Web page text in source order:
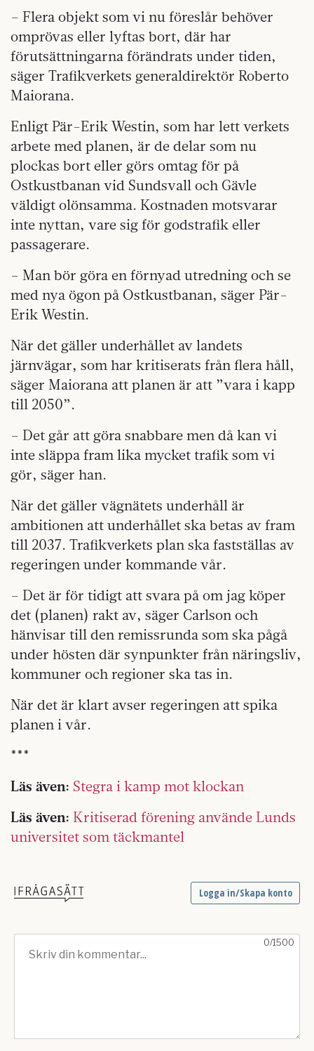
– Flera objekt som vi nu föreslår behöver
omprövas eller lyftas bort, där har
förutsättningarna förändrats under tiden,
säger Trafikverkets generaldirektör Roberto
Maiorana.
Enligt Pär-Erik Westin, som har lett verkets
arbete med planen, är de delar som nu
plockas bort eller görs omtag för på
Ostkustbanan vid Sundsvall och Gävle
väldigt olönsamma. Kostnaden motsvarar
inte nyttan, vare sig för godstrafik eller
passagerare.
– Man bör göra en förnyad utredning och se
med nya ögon på Ostkustbanan, säger Pär-
Erik Westin.
När det gäller underhållet av landets
järnvägar, som har kritiserats från flera håll,
säger Maiorana att planen är att ”vara i kapp
till 2050”.
– Det går att göra snabbare men då kan vi
inte släppa fram lika mycket trafik som vi
gör, säger han.
När det gäller vägnätets underhåll är
ambitionen att underhållet ska betas av fram
till 2037. Trafikverkets plan ska fastställas av
regeringen under kommande vår.
– Det är för tidigt att svara på om jag köper
det (planen) rakt av, säger Carlson och
hänvisar till den remissrunda som ska pågå
under hösten där synpunkter från näringsliv,
kommuner och regioner ska tas in.
När det är klart avser regeringen att spika
planen i vår.
***
Läs även: Stegra i kamp mot klockan
Läs även: Kritiserad förening använde Lunds
universitet som täckmantel